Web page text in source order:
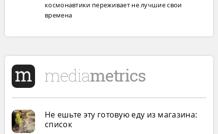
космонавтики переживает не лучшие свои
времена
Не ешьте эту готовую еду из магазина:
список